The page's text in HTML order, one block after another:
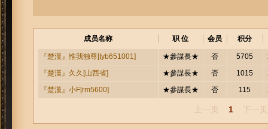
成员名称 职 位 会员 积分
『楚漢』惟我独尊[tyb651001] ★參謀長★ 否 5705
『楚漢』久久[山西省] ★參謀長★ 否 1015
『楚漢』小F[rm5600] ★參謀長★ 否 115
上一页 1 下一页